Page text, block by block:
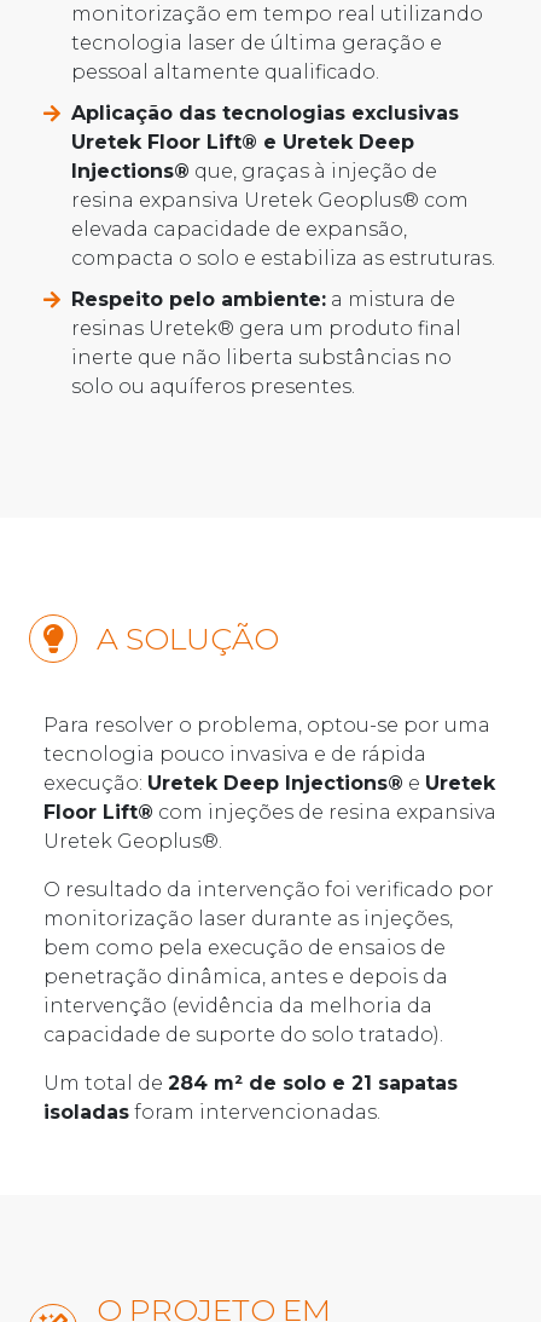
monitorização em tempo real utilizando
tecnologia laser de última geração e
pessoal altamente qualificado.
Aplicação das tecnologias exclusivas
Uretek Floor Lift® e Uretek Deep
Injections® que, graças à injeção de
resina expansiva Uretek Geoplus® com
elevada capacidade de expansão,
compacta o solo e estabiliza as estruturas.
Respeito pelo ambiente: a mistura de
resinas Uretek® gera um produto final
inerte que não liberta substâncias no
solo ou aquíferos presentes.
A SOLUÇÃO
Para resolver o problema, optou-se por uma
tecnologia pouco invasiva e de rápida
execução: Uretek Deep Injections® e Uretek
Floor Lift® com injeções de resina expansiva
Uretek Geoplus®.
O resultado da intervenção foi verificado por
monitorização laser durante as injeções,
bem como pela execução de ensaios de
penetração dinâmica, antes e depois da
intervenção (evidência da melhoria da
capacidade de suporte do solo tratado).
Um total de 284 m² de solo e 21 sapatas
isoladas foram intervencionadas.
O PROJETO EM